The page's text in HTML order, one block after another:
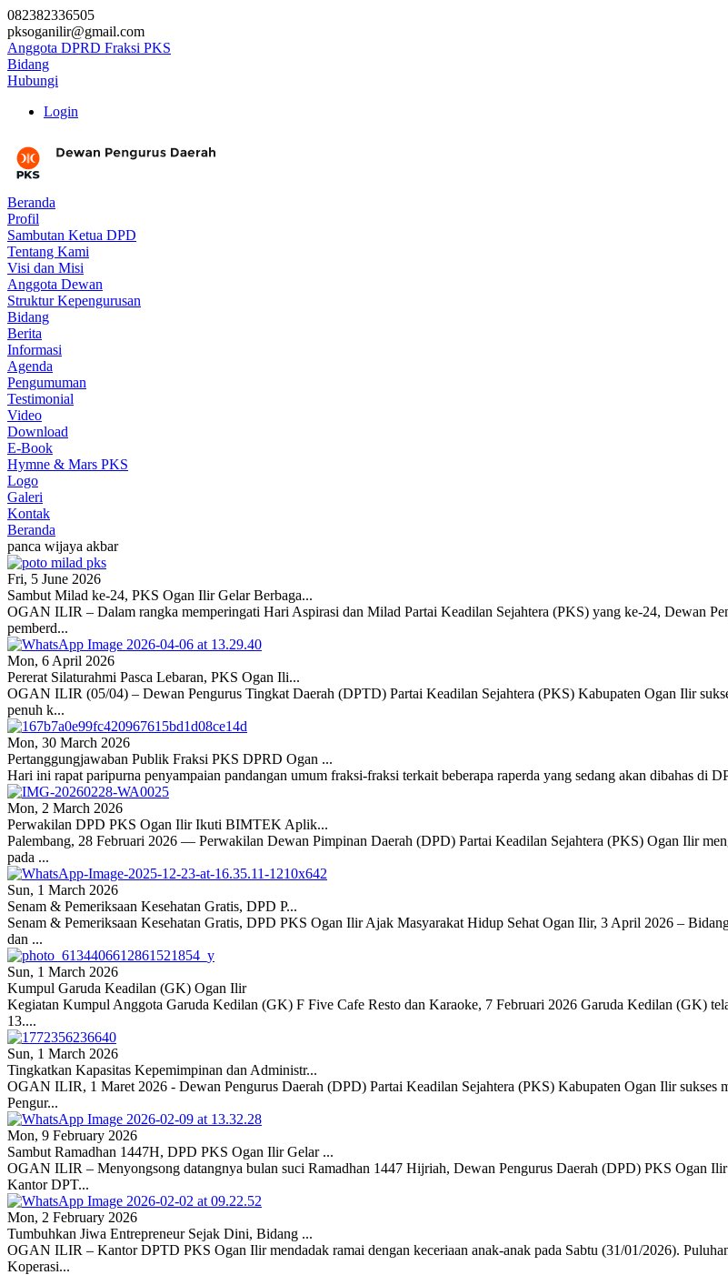
082382336505
pksoganilir@gmail.com
Anggota DPRD Fraksi PKS
Bidang
Hubungi
Login
Beranda
Profil
Sambutan Ketua DPD
Tentang Kami
Visi dan Misi
Anggota Dewan
Struktur Kepengurusan
Bidang
Berita
Informasi
Agenda
Pengumuman
Testimonial
Video
Download
E-Book
Hymne & Mars PKS
Logo
Galeri
Kontak
Beranda
panca wijaya akbar
Fri, 5 June 2026
Sambut Milad ke-24, PKS Ogan Ilir Gelar Berbaga...
OGAN ILIR – Dalam rangka memperingati Hari Aspirasi dan Milad Partai Keadilan Sejahtera (PKS) yang ke-24, Dewan
pemberd...
Mon, 6 April 2026
Pererat Silaturahmi Pasca Lebaran, PKS Ogan Ili...
OGAN ILIR (05/04) – Dewan Pengurus Tingkat Daerah (DPTD) Partai Keadilan Sejahtera (PKS) Kabupaten Ogan Ilir
penuh k...
Mon, 30 March 2026
Pertanggungjawaban Publik Fraksi PKS DPRD Ogan ...
Hari ini rapat paripurna penyampaian pandangan umum fraksi-fraksi terkait beberapa raperda yang sedang akan dibahas di
Mon, 2 March 2026
Perwakilan DPD PKS Ogan Ilir Ikuti BIMTEK Aplik...
Palembang, 28 Februari 2026 — Perwakilan Dewan Pimpinan Daerah (DPD) Partai Keadilan Sejahtera (PKS) Ogan Ilir
pada ...
Sun, 1 March 2026
Senam & Pemeriksaan Kesehatan Gratis, DPD P...
Senam & Pemeriksaan Kesehatan Gratis, DPD PKS Ogan Ilir Ajak Masyarakat Hidup Sehat Ogan Ilir, 3 April 2026 –
dan ...
Sun, 1 March 2026
Kumpul Garuda Keadilan (GK) Ogan Ilir
Kegiatan Kumpul Anggota Garuda Kedilan (GK) F Five Cafe Resto dan Karaoke, 7 Februari 2026 Garuda Kedilan (GK)
13....
Sun, 1 March 2026
Tingkatkan Kapasitas Kepemimpinan dan Administr...
OGAN ILIR, 1 Maret 2026 - Dewan Pengurus Daerah (DPD) Partai Keadilan Sejahtera (PKS) Kabupaten Ogan Ilir sukses
Pengur...
Mon, 9 February 2026
Sambut Ramadhan 1447H, DPD PKS Ogan Ilir Gelar ...
OGAN ILIR – Menyongsong datangnya bulan suci Ramadhan 1447 Hijriah, Dewan Pengurus Daerah (DPD) PKS Ogan
Kantor DPT...
Mon, 2 February 2026
Tumbuhkan Jiwa Entrepreneur Sejak Dini, Bidang ...
OGAN ILIR – Kantor DPTD PKS Ogan Ilir mendadak ramai dengan keceriaan anak-anak pada Sabtu (31/01/2026).
Koperasi...